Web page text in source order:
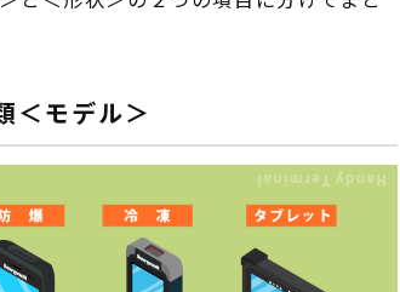
＜モデル＞